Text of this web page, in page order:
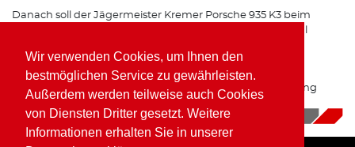
Wir verwenden Cookies, um Ihnen den
bestmöglichen Service zu gewährleisten.
Außerdem werden teilweise auch Cookies
von Diensten Dritter gesetzt. Weitere
Informationen erhalten Sie in unserer
Danach soll der Jägermeister Kremer Porsche 935 K3 beim
Das Team Porsche Kremer Racing gibt ALLES um diesen
Brenner Top vorbereitet beim Oldtimer GP am Nürburgring
15.07.2019